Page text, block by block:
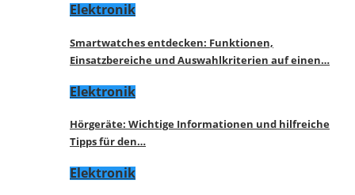
Elektronik
Smartwatches entdecken: Funktionen,
Einsatzbereiche und Auswahlkriterien auf einen…
Elektronik
Hörgeräte: Wichtige Informationen und hilfreiche
Tipps für den…
Elektronik